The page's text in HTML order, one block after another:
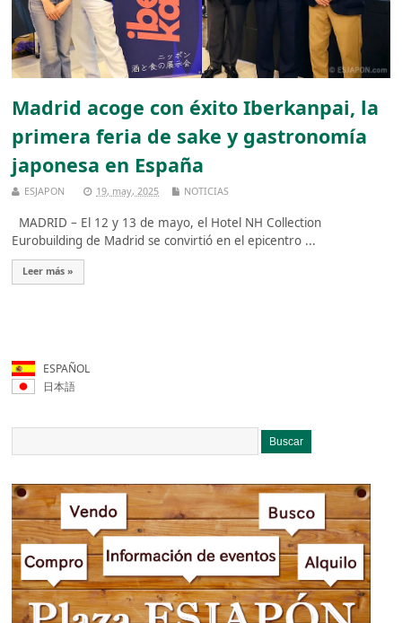
Madrid acoge con éxito Iberkanpai, la
primera feria de sake y gastronomía
japonesa en España
ESJAPON 19, may, 2025 NOTICIAS
MADRID – El 12 y 13 de mayo, el Hotel NH Collection
Eurobuilding de Madrid se convirtió en el epicentro ...
Leer más »
ESPAÑOL
日本語